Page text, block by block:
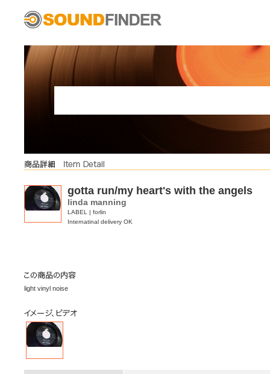
gotta run/my heart's with the angels
linda manning
LABEL | forlin
Internatinal delivery OK
light vinyl noise